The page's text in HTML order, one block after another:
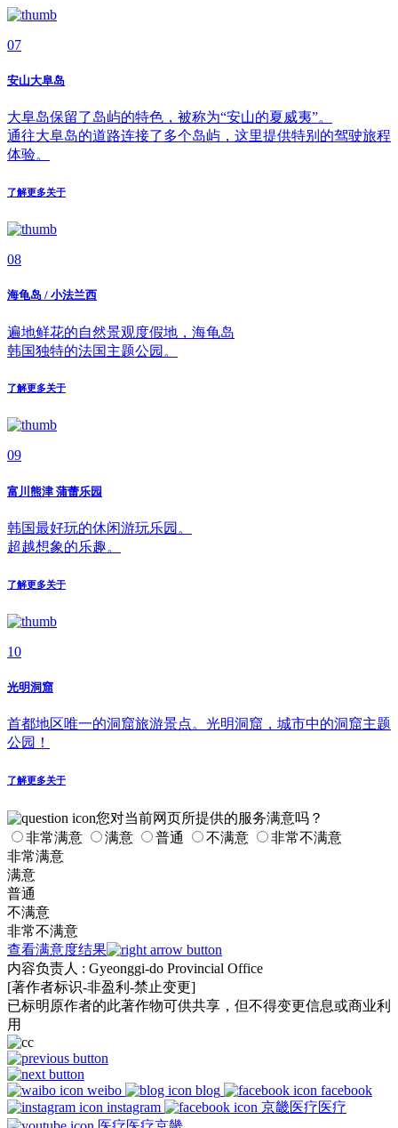
07
安山大阜岛
大阜岛保留了岛屿的特色，被称为“安山的夏威夷”。
通往大阜岛的道路连接了多个岛屿，这里提供特别的驾驶旅程
体验。
了解更多关于
08
海龟岛 / 小法兰西
遍地鲜花的自然景观度假地，海龟岛
韩国独特的法国主题公园。
了解更多关于
09
富川熊津 蒲蕾乐园
韩国最好玩的休闲游玩乐园。
超越想象的乐趣。
了解更多关于
10
光明洞窟
首都地区唯一的洞窟旅游景点。光明洞窟，城市中的洞窟主题
公园！
了解更多关于
您对当前网页所提供的服务满意吗？
非常满意
满意 普通 不满意
非常不满意
非常满意
满意
普通
不满意
非常不满意
查看满意度结果
内容负责人 : Gyeonggi-do Provincial Office
[著作者标识-非盈利-禁止变更]
已标明原作者的此著作物可供共享，但不得变更信息或商业利
用
weibo blog
facebook
instagram
京畿医疗医疗